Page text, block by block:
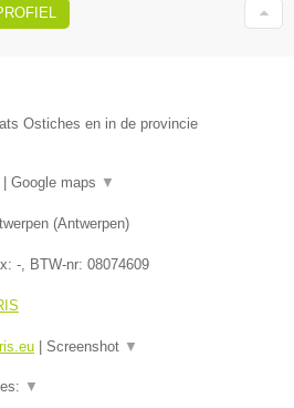
Ostiches en in de provincie
Google maps ▼
(Antwerpen)
- , BTW-nr: 08074609
Screenshot ▼
▼